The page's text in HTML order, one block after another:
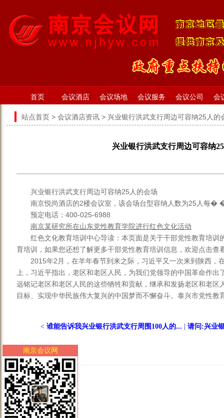
首页 会议酒店 会议场地 会议服务 会议公司 会
站点首页 > 会议酒店资讯 > 兴业银行洪武支行周边可容纳25人的
兴业银行洪武支行周边可容纳
兴业银行洪武支行周边可容纳25人的会场
南京悦尚酒店的2楼会议室，该会场台型容纳人数为25人每�
预定电话：400-025-6988
南京某研究所在山东党性教育学院进行红色文化活动
红色文化教育培训中心导读：本页面是关于干部党性教育培训
育培训，如果您还想了解更多干部党性教育培训信息，欢迎点击查
2015年2月，在羊年春节到来之际，习近平又一次来到陕西，
上，习近平指出，老区和老区人民，为我们党领导的中国革命作
远铭记老区和老区人民的这些牺牲和贡献，继承和发扬老区和老区
目标、实现中华民族伟大复兴的中国梦而不懈奋斗。泰兴市党性教
< 谁能告诉我兴业银行洪武支行周围100人的... 请问:兴业
南京会议网